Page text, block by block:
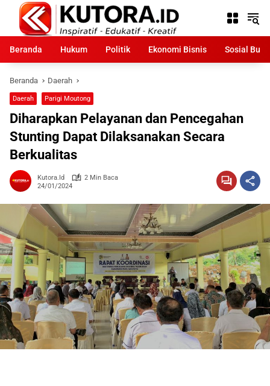
Langsung
konten
Beranda
Hukum Politik Ekonomi Bisnis Sosial
Beranda Daerah
Daerah Parigi Moutong
Diharapkan Pelayanan dan Pencegahan
Stunting Dapat Dilaksanakan Secara
Berkualitas
Kutora.id
2 Min Baca
24/01/2024